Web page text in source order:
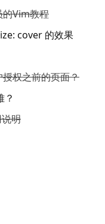
的Vim教程
cover 的效果
权之前的页面？
？
明